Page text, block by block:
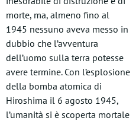
morte, ma, almeno fino al
1945 nessuno aveva messo in
dubbio che l’avventura
dell’uomo sulla terra potesse
avere termine. Con l’esplosione
della bomba atomica di
Hiroshima il 6 agosto 1945,
l’umanità si è scoperta mortale